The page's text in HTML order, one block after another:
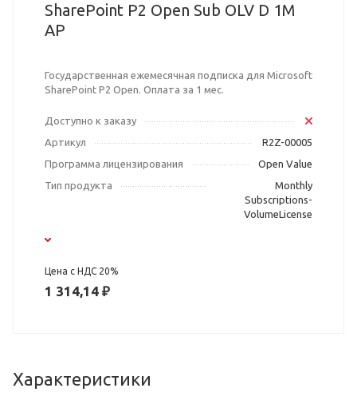
SharePoint P2 Open Sub OLV D 1M
AP
Государственная ежемесячная подписка для Microsoft
SharePoint P2 Open. Оплата за 1 мес.
Доступно к заказу
Артикул
R2Z-00005
Программа лицензирования
Open Value
Тип продукта
Monthly
Subscriptions-
VolumeLicense
Цена с НДС 20%
1 314,14 ₽
Характеристики